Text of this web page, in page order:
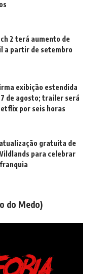
2 terá aumento de
a partir de setembro
exibição estendida
de agosto; trailer será
por seis horas
gratuita de
para celebrar
do Medo)